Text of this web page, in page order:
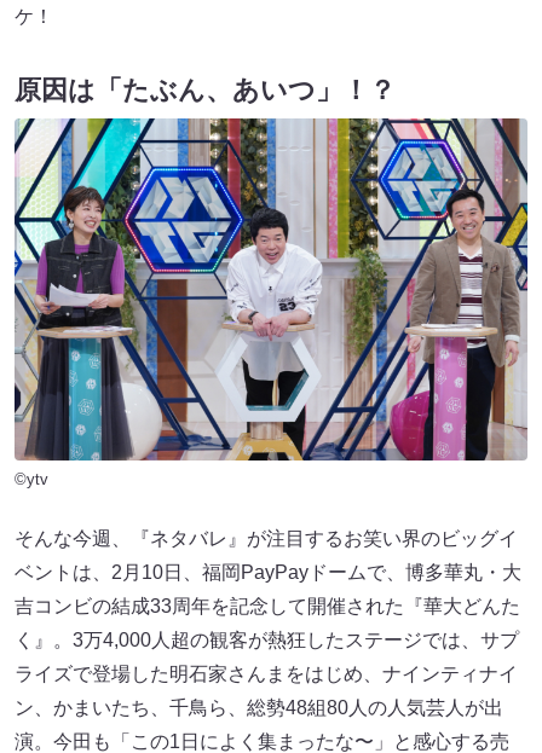
ケ！
原因は「たぶん、あいつ」！？
©ytv
そんな今週、『ネタバレ』が注目するお笑い界のビッグイ
ベントは、2月10日、福岡PayPayドームで、博多華丸・大
吉コンビの結成33周年を記念して開催された『華大どんた
く』。3万4,000人超の観客が熱狂したステージでは、サプ
ライズで登場した明石家さんまをはじめ、ナインティナイ
ン、かまいたち、千鳥ら、総勢48組80人の人気芸人が出
演。今田も「この1日によく集まったな〜」と感心する売